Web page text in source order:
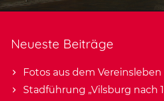
Neueste Beiträge
Fotos aus dem Vereinsleben
Stadführung „Vilsburg nach